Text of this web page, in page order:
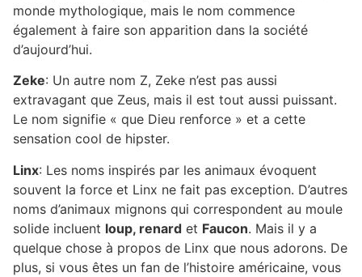
monde mythologique, mais le nom commence
également à faire son apparition dans la société
d’aujourd’hui.
Zeke: Un autre nom Z, Zeke n’est pas aussi
extravagant que Zeus, mais il est tout aussi puissant.
Le nom signifie « que Dieu renforce » et a cette
sensation cool de hipster.
Linx: Les noms inspirés par les animaux évoquent
souvent la force et Linx ne fait pas exception. D’autres
noms d’animaux mignons qui correspondent au moule
solide incluent loup, renard et Faucon. Mais il y a
quelque chose à propos de Linx que nous adorons. De
plus, si vous êtes un fan de l’histoire américaine, vous